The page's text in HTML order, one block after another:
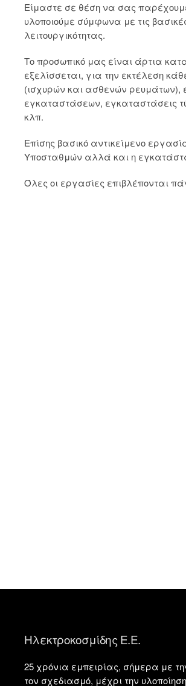
Είμαστε σε θέση να σας
υλοποιούμε σύμφωνα με τις
λειτουργικότητας.
Το προσωπικό μας είναι άρτια
εξελίσσεται, για την εκτέλεση
(ισχυρών και ασθενών ρευμάτων),
εγκαταστάσεων, εγκαταστάσεις
κλπ.
Επίσης βασικό αντικείμενο
Υποσταθμών αλλά και η
Όλες οι εργασίες επιβλέπονται
Ηλεκτροκοσμίδης Ε.Ε.
25 χρόνια εμπειρίας, σήμερα με
τον σχεδιασμό, μέχρι την